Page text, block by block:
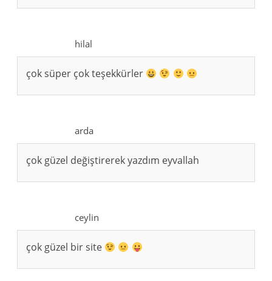
hilal
çok süper çok teşekkürler
arda
çok güzel değiştirerek yazdım eyvallah
ceylin
çok güzel bir site